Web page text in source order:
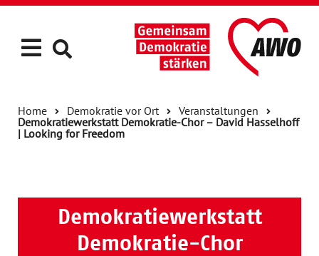
Home Demokratie vor Ort
Veranstaltungen
Demokratiewerkstatt Demokratie-Chor – David Hasselhoff
| Looking for Freedom
Demokratiewerkstatt
Demokratie-Chor